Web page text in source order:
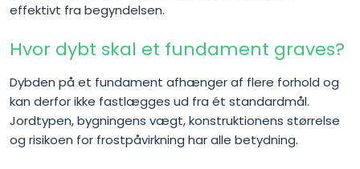
effektivt fra begyndelsen.
Hvor dybt skal et fundament graves?
Dybden på et fundament afhænger af flere forhold og
kan derfor ikke fastlægges ud fra ét standardmål.
Jordtypen, bygningens vægt, konstruktionens størrelse
og risikoen for frostpåvirkning har alle betydning.